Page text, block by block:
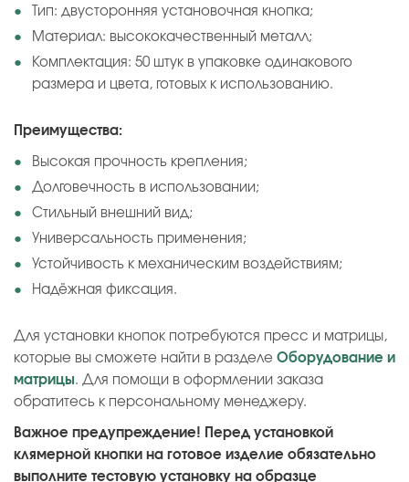
Тип: двусторонняя установочная кнопка;
Материал: высококачественный металл;
Комплектация: 50 штук в упаковке одинакового
размера и цвета, готовых к использованию.
Преимущества:
Высокая прочность крепления;
Долговечность в использовании;
Стильный внешний вид;
Универсальность применения;
Устойчивость к механическим воздействиям;
Надёжная фиксация.
Для установки кнопок потребуются пресс и матрицы,
которые вы сможете найти в разделе Оборудование и
матрицы. Для помощи в оформлении заказа
обратитесь к персональному менеджеру.
Важное предупреждение! Перед установкой
клямерной кнопки на готовое изделие обязательно
выполните тестовую установку на образце